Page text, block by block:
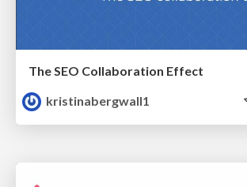
The SEO Collaboration Effect
kristinabergwall1